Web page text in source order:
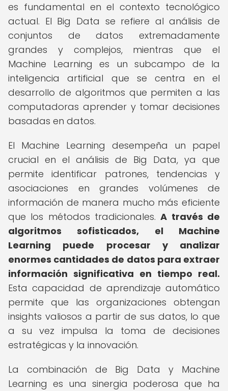
es fundamental en el contexto tecnológico
actual. El Big Data se refiere al análisis de
conjuntos de datos extremadamente
grandes y complejos, mientras que el
Machine Learning es un subcampo de la
inteligencia artificial que se centra en el
desarrollo de algoritmos que permiten a las
computadoras aprender y tomar decisiones
basadas en datos.
El Machine Learning desempeña un papel
crucial en el análisis de Big Data, ya que
permite identificar patrones, tendencias y
asociaciones en grandes volúmenes de
información de manera mucho más eficiente
que los métodos tradicionales.A través de
algoritmos sofisticados, el Machine
Learning puede procesar y analizar
enormes cantidades de datos para extraer
información significativa en tiempo real.
Esta capacidad de aprendizaje automático
permite que las organizaciones obtengan
insights valiosos a partir de sus datos, lo que
a su vez impulsa la toma de decisiones
estratégicas y la innovación.
La combinación de Big Data y Machine
Learning es una sinergia poderosa que ha